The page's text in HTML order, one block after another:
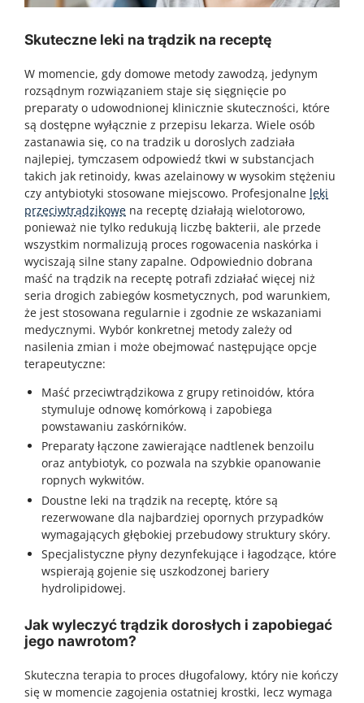
Skuteczne leki na trądzik na receptę
W momencie, gdy domowe metody zawodzą, jedynym
rozsądnym rozwiązaniem staje się sięgnięcie po
preparaty o udowodnionej klinicznie skuteczności, które
są dostępne wyłącznie z przepisu lekarza. Wiele osób
zastanawia się, co na tradzik u doroslych zadziała
najlepiej, tymczasem odpowiedź tkwi w substancjach
takich jak retinoidy, kwas azelainowy w wysokim stężeniu
czy antybiotyki stosowane miejscowo. Profesjonalne leki
przeciwtrądzikowe na receptę działają wielotorowo,
ponieważ nie tylko redukują liczbę bakterii, ale przede
wszystkim normalizują proces rogowacenia naskórka i
wyciszają silne stany zapalne. Odpowiednio dobrana
maść na trądzik na receptę potrafi zdziałać więcej niż
seria drogich zabiegów kosmetycznych, pod warunkiem,
że jest stosowana regularnie i zgodnie ze wskazaniami
medycznymi. Wybór konkretnej metody zależy od
nasilenia zmian i może obejmować następujące opcje
terapeutyczne:
Maść przeciwtrądzikowa z grupy retinoidów, która
stymuluje odnowę komórkową i zapobiega
powstawaniu zaskórników.
Preparaty łączone zawierające nadtlenek benzoilu
oraz antybiotyk, co pozwala na szybkie opanowanie
ropnych wykwitów.
Doustne leki na trądzik na receptę, które są
rezerwowane dla najbardziej opornych przypadków
wymagających głębokiej przebudowy struktury skóry.
Specjalistyczne płyny dezynfekujące i łagodzące, które
wspierają gojenie się uszkodzonej bariery
hydrolipidowej.
Jak wyleczyć trądzik dorosłych i zapobiegać
jego nawrotom?
Skuteczna terapia to proces długofalowy, który nie kończy
się w momencie zagojenia ostatniej krostki, lecz wymaga